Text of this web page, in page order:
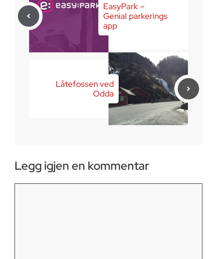
EasyPark –
Genial parkerings
app
Låtefossen ved
Odda
Legg igjen en kommentar